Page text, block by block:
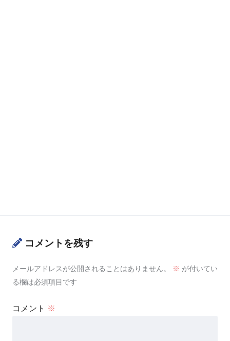
コメントを残す
メールアドレスが公開されることはありません。 ※ が付いてい
る欄は必須項目です
コメント ※